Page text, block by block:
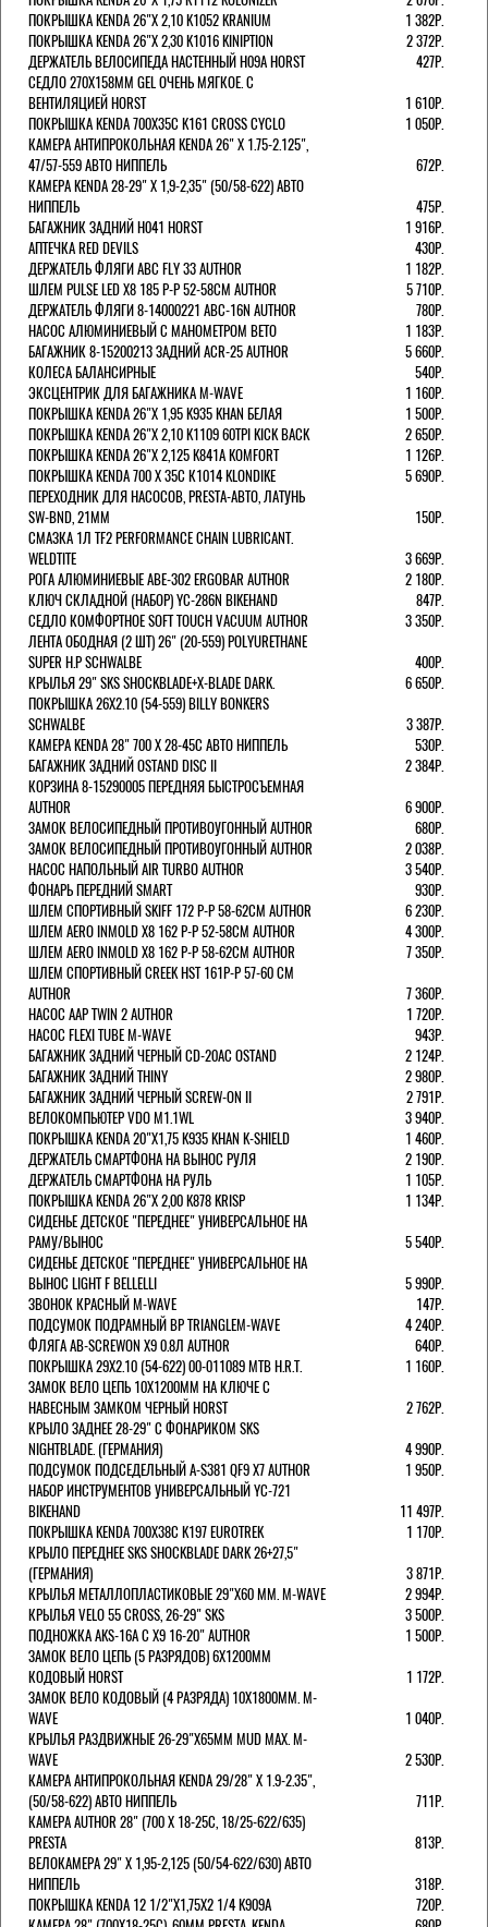
ПОКРЫШКА KENDA 26"Х 2,10 K1052 KRANIUM
1 382Р.
ПОКРЫШКА KENDA 26"Х 2,30 K1016 KINIPTION
2 372Р.
ДЕРЖАТЕЛЬ ВЕЛОСИПЕДА НАСТЕННЫЙ H09A HORST
427Р.
СЕДЛО 270Х158ММ GEL ОЧЕНЬ МЯГКОЕ. С
ВЕНТИЛЯЦИЕЙ HORST
1 610Р.
ПОКРЫШКА KENDA 700Х35С K161 CROSS CYCLO
1 050Р.
КАМЕРА АНТИПРОКОЛЬНАЯ KENDA 26" Х 1.75-2.125",
47/57-559 АВТО НИППЕЛЬ
672Р.
КАМЕРА KENDA 28-29" Х 1,9-2,35" (50/58-622) АВТО
НИППЕЛЬ
475Р.
БАГАЖНИК ЗАДНИЙ H041 HORST
1 916Р.
АПТЕЧКА RED DEVILS
430Р.
ДЕРЖАТЕЛЬ ФЛЯГИ АВС FLY 33 AUTHOR
1 182Р.
ШЛЕМ PULSE LED X8 185 Р-Р 52-58СМ AUTHOR
5 710Р.
ДЕРЖАТЕЛЬ ФЛЯГИ 8-14000221 ABC-16N AUTHOR
780Р.
НАСОС АЛЮМИНИЕВЫЙ С МАНОМЕТРОМ BETO
1 183Р.
БАГАЖНИК 8-15200213 ЗАДНИЙ ACR-25 AUTHOR
5 660Р.
КОЛЕСА БАЛАНСИРНЫЕ
540Р.
ЭКСЦЕНТРИК ДЛЯ БАГАЖНИКА M-WAVE
1 160Р.
ПОКРЫШКА KENDA 26"Х 1,95 K935 KHAN БЕЛАЯ
1 500Р.
ПОКРЫШКА KENDA 26"Х 2,10 K1109 60TPI KICK BACK
2 650Р.
ПОКРЫШКА KENDA 26"Х 2,125 K841A KOMFORT
1 126Р.
ПОКРЫШКА KENDA 700 Х 35С К1014 KLONDIKE
5 690Р.
ПЕРЕХОДНИК ДЛЯ НАСОСОВ, PRESTA-АВТО, ЛАТУНЬ
SW-BND, 21ММ
150Р.
СМАЗКА 1Л TF2 PERFORMANCE CHAIN LUBRICANT.
WELDTITE
3 669Р.
РОГА АЛЮМИНИЕВЫЕ ABE-302 ERGOBAR AUTHOR
2 180Р.
КЛЮЧ СКЛАДНОЙ (НАБОР) YC-286N BIKEHAND
847Р.
СЕДЛО КОМФОРТНОЕ SOFT TOUCH VACUUM AUTHOR
3 350Р.
ЛЕНТА ОБОДНАЯ (2 ШТ) 26" (20-559) POLYURETHANE
SUPER H.P SCHWALBE
400Р.
КРЫЛЬЯ 29" SKS SHOCKBLADE+X-BLADE DARK.
6 650Р.
ПОКРЫШКА 26X2.10 (54-559) BILLY BONKERS
SCHWALBE
3 387Р.
КАМЕРА KENDA 28" 700 Х 28-45С АВТО НИППЕЛЬ
530Р.
БАГАЖНИК ЗАДНИЙ OSTAND DISC II
2 384Р.
КОРЗИНА 8-15290005 ПЕРЕДНЯЯ БЫСТРОСЪЕМНАЯ
AUTHOR
6 900Р.
ЗАМОК ВЕЛОСИПЕДНЫЙ ПРОТИВОУГОННЫЙ AUTHOR
680Р.
ЗАМОК ВЕЛОСИПЕДНЫЙ ПРОТИВОУГОННЫЙ AUTHOR
2 038Р.
НАСОС НАПОЛЬНЫЙ AIR TURBO AUTHOR
3 540Р.
ФОНАРЬ ПЕРЕДНИЙ SMART
930Р.
ШЛЕМ СПОРТИВНЫЙ SKIFF 172 Р-Р 58-62СМ AUTHOR
6 230Р.
ШЛЕМ AERO INMOLD X8 162 Р-Р 52-58СМ AUTHOR
4 300Р.
ШЛЕМ AERO INMOLD X8 162 Р-Р 58-62СМ AUTHOR
7 350Р.
ШЛЕМ СПОРТИВНЫЙ CREEK HST 161Р-Р 57-60 СМ
AUTHOR
7 360Р.
НАСОС AAP TWIN 2 AUTHOR
1 720Р.
НАСОС FLEXI TUBE M-WAVE
943Р.
БАГАЖНИК ЗАДНИЙ ЧЕРНЫЙ СD-20AC OSTAND
2 124Р.
БАГАЖНИК ЗАДНИЙ THINY
2 980Р.
БАГАЖНИК ЗАДНИЙ ЧЕРНЫЙ SCREW-ON II
2 791Р.
ВЕЛОКОМПЬЮТЕР VDO M1.1WL
3 940Р.
ПОКРЫШКА KENDA 20"Х1,75 K935 KHAN K-SHIELD
1 460Р.
ДЕРЖАТЕЛЬ СМАРТФОНА НА ВЫНОС РУЛЯ
2 190Р.
ДЕРЖАТЕЛЬ СМАРТФОНА НА РУЛЬ
1 105Р.
ПОКРЫШКА KENDA 26"Х 2,00 K878 KRISP
1 134Р.
СИДЕНЬЕ ДЕТСКОЕ "ПЕРЕДНЕЕ" УНИВЕРСАЛЬНОЕ НА
РАМУ/ВЫНОС
5 540Р.
СИДЕНЬЕ ДЕТСКОЕ "ПЕРЕДНЕЕ" УНИВЕРСАЛЬНОЕ НА
ВЫНОС LIGHT F BELLELLI
5 990Р.
ЗВОНОК КРАСНЫЙ M-WAVE
147Р.
ПОДСУМОК ПОДРАМНЫЙ BP TRIANGLEM-WAVE
4 240Р.
ФЛЯГА AB-SCREWON X9 0.8Л AUTHOR
640Р.
ПОКРЫШКА 29X2.10 (54-622) 00-011089 MTB H.R.T.
1 160Р.
ЗАМОК ВЕЛО ЦЕПЬ 10Х1200ММ НА КЛЮЧЕ С
НАВЕСНЫМ ЗАМКОМ ЧЕРНЫЙ HORST
2 762Р.
КРЫЛО ЗАДНЕЕ 28-29" С ФОНАРИКОМ SKS
NIGHTBLADE. (ГЕРМАНИЯ)
4 990Р.
ПОДСУМОК ПОДСЕДЕЛЬНЫЙ A-S381 QF9 X7 AUTHOR
1 950Р.
НАБОР ИНСТРУМЕНТОВ УНИВЕРСАЛЬНЫЙ YC-721
BIKEHAND
11 497Р.
ПОКРЫШКА KENDA 700Х38С K197 EUROTREK
1 170Р.
КРЫЛО ПЕРЕДНЕЕ SKS SHOCKBLADE DARK 26+27,5"
(ГЕРМАНИЯ)
3 871Р.
КРЫЛЬЯ МЕТАЛЛОПЛАСТИКОВЫЕ 29"Х60 ММ. M-WAVE
2 994Р.
КРЫЛЬЯ VELO 55 CROSS, 26-29" SKS
3 500Р.
ПОДНОЖКА AKS-16A C X9 16-20" AUTHOR
1 500Р.
ЗАМОК ВЕЛО ЦЕПЬ (5 РАЗРЯДОВ) 6Х1200ММ
КОДОВЫЙ HORST
1 172Р.
ЗАМОК ВЕЛО КОДОВЫЙ (4 РАЗРЯДА) 10Х1800ММ. M-
WAVE
1 040Р.
КРЫЛЬЯ РАЗДВИЖНЫЕ 26-29"Х65ММ MUD MAX. M-
WAVE
2 530Р.
КАМЕРА АНТИПРОКОЛЬНАЯ KENDA 29/28" Х 1.9-2.35",
(50/58-622) АВТО НИППЕЛЬ
711Р.
КАМЕРА AUTHOR 28" (700 Х 18-25С, 18/25-622/635)
PRESTA
813Р.
ВЕЛОКАМЕРА 29" X 1,95-2,125 (50/54-622/630) АВТО
НИППЕЛЬ
318Р.
ПОКРЫШКА KENDA 12 1/2"Х1,75X2 1/4 K909A
720Р.